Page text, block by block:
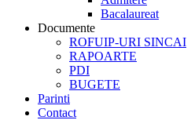
Bacalaureat
Documente
ROFUIP-URI SINCAI
RAPOARTE
PDI
BUGETE
Parinti
Contact